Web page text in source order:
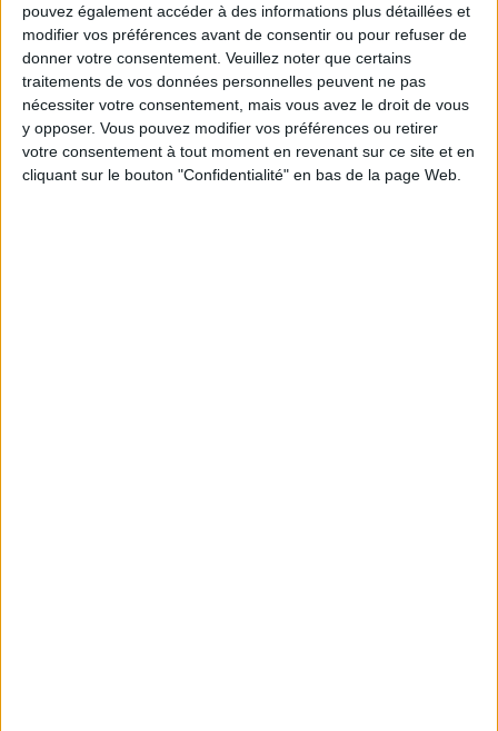
pouvez également accéder à des informations plus détaillées et
modifier vos préférences avant de consentir ou pour refuser de
donner votre consentement. Veuillez noter que certains
traitements de vos données personnelles peuvent ne pas
nécessiter votre consentement, mais vous avez le droit de vous
y opposer. Vous pouvez modifier vos préférences ou retirer
votre consentement à tout moment en revenant sur ce site et en
cliquant sur le bouton "Confidentialité" en bas de la page Web.
THE MOST STYLISH LUGGAGE FOR TRAVELING IN STYLE